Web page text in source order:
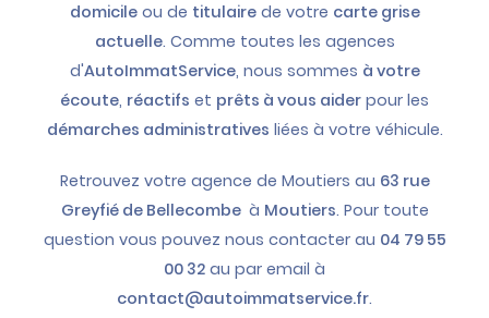
domicileou de titulairede votre carte grise
actuelle. Comme toutes les agences
d'AutoImmatService, nous sommes à votre
écoute, réactifs et prêts à vous aider pour les
démarches administratives liées à votre véhicule.
Retrouvez votre agence de Moutiers au 63 rue
Greyfié de Bellecombe à Moutiers. Pour toute
question vous pouvez nous contacter au 04 79 55
00 32 au par email à
contact@autoimmatservice.fr.